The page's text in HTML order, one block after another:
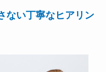
ない丁寧なヒアリン